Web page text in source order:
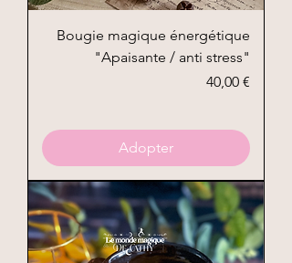
Bougie magique énergétique
"Apaisante / anti stress"
Prix
40,00 €
Adopter